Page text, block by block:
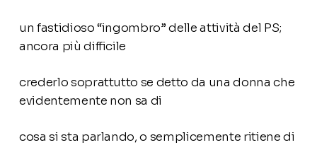
un fastidioso “ingombro” delle attività del PS;
ancora più difficile
crederlo soprattutto se detto da una donna che
evidentemente non sa di
cosa si sta parlando, o semplicemente ritiene di